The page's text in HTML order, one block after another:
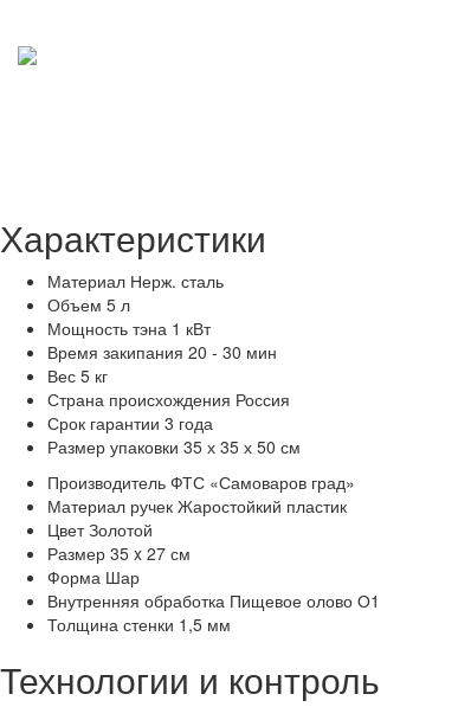
Характеристики
Материал Нерж. сталь
Объем 5 л
Мощность тэна 1 кВт
Время закипания 20 - 30 мин
Вес 5 кг
Страна происхождения Россия
Срок гарантии 3 года
Размер упаковки 35 х 35 х 50 см
Производитель ФТС «Самоваров град»
Материал ручек Жаростойкий пластик
Цвет Золотой
Размер 35 x 27 см
Форма Шар
Внутренняя обработка Пищевое олово О1
Толщина стенки 1,5 мм
Технологии и контроль